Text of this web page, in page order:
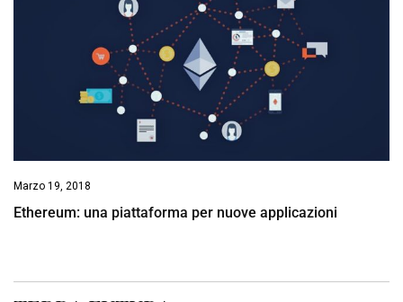
Marzo 19, 2018
Ethereum: una piattaforma per nuove applicazioni